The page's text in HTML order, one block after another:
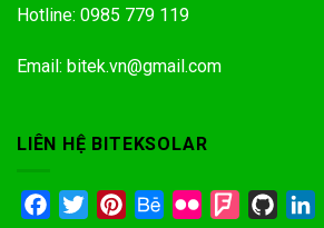
Hotline: 0985 779 119
Email: bitek.vn@gmail.com
LIÊN HỆ BITEKSOLAR
FacebookTwitterPinterestBehance
Flickr Foursquare
GitHub